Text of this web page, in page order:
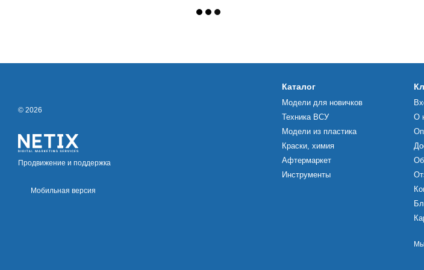
© 2026
Продвижение и поддержка
Мобильная версия
Каталог
Модели для новичков
Техника ВСУ
Модели из пластика
Краски, химия
Афтермаркет
Инструменты
О